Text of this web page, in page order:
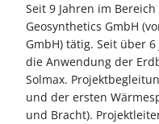
Seit 9 Jahren im
Geosynthetics GmbH
GmbH) tätig. Seit über
die Anwendung der
Solmax.
und der ersten
und Bracht).